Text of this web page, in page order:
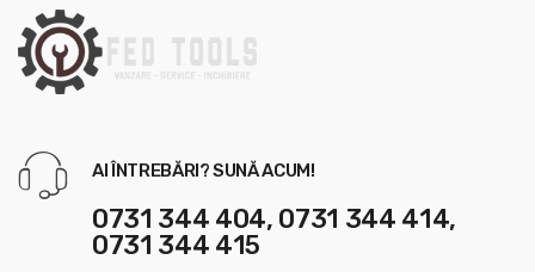
AI ÎNTREBĂRI? SUNĂ ACUM!
0731 344 404, 0731 344 414,
0731 344 415